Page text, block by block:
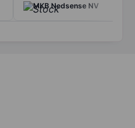
MKB Nedsense NV